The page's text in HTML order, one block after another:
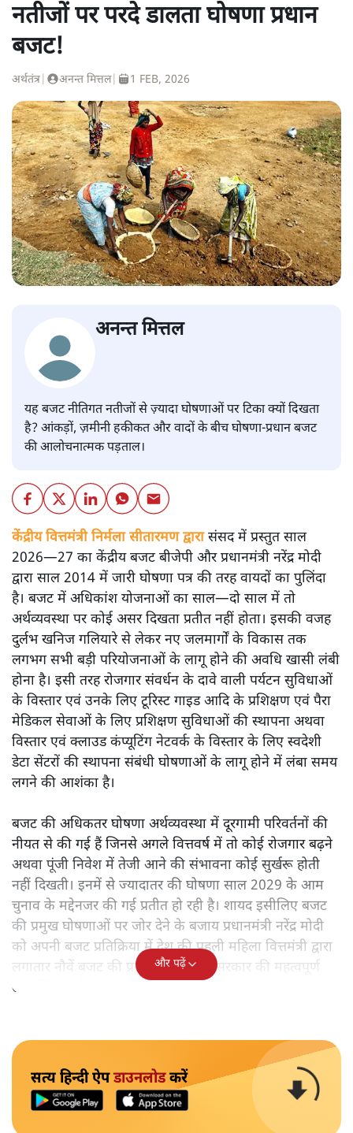
नतीजों पर परदे डालता घोषणा प्रधान
बजट!
अर्थतंत्र अनन्त मित्तल| 1 FEB, 2026
अनन्त मित्तल
यह बजट नीतिगत नतीजों से ज़्यादा घोषणाओं पर टिका क्यों दिखता
है? आंकड़ों, ज़मीनी हकीकत और वादों के बीच घोषणा-प्रधान बजट
की आलोचनात्मक पड़ताल।
केंद्रीय वित्तमंत्री निर्मला सीतारमण द्वारासंसद में प्रस्तुत साल
2026—27 का केंद्रीय बजट बीजेपी और प्रधानमंत्री नरेंद्र मोदी
द्वारा साल 2014 में जारी घोषणा पत्र की तरह वायदों का पुलिंदा
है। बजट में अधिकांश योजनाओं का साल—दो साल में तो
अर्थव्यवस्था पर कोई असर दिखता प्रतीत नहीं होता। इसकी वजह
दुर्लभ खनिज गलियारे से लेकर नए जलमार्गों के विकास तक
लगभग सभी बड़ी परियोजनाओं के लागू होने की अवधि खासी लंबी
होना है। इसी तरह रोजगार संवर्धन के दावे वाली पर्यटन सुविधाओं
के विस्तार एवं उनके लिए टूरिस्ट गाइड आदि के प्रशिक्षण एवं पैरा
मेडिकल सेवाओं के लिए प्रशिक्षण सुविधाओं की स्थापना अथवा
विस्तार एवं क्लाउड कंप्यूटिंग नेटवर्क के विस्तार के लिए स्वदेशी
डेटा सेंटरों की स्थापना संबंधी घोषणाओं के लागू होने में लंबा समय
लगने की आशंका है।
बजट की अधिकतर घोषणा अर्थव्यवस्था में दूरगामी परिवर्तनों की
नीयत से की गई हैं जिनसे अगले वित्तवर्ष में तो कोई रोजगार बढ़ने
अथवा पूंजी निवेश में तेजी आने की संभावना कोई सुर्खरू होती
नहीं दिखती। इनमें से ज्यादातर की घोषणा साल 2029 के आम
चुनाव के मद्देनजर की गई प्रतीत हो रही है। शायद इसीलिए बजट
की प्रमुख घोषणाओं पर जोर देने के बजाय प्रधानमंत्री नरेंद्र मोदी
को अपनी बजट प्रतिक्रिया में देश की पहली महिला वित्तमंत्री द्वारा
लगातार नौवें बजट की प्रस्तुति को अपनी सरकार की महत्वपूर्ण
उपलब्धि बताने पर मजबूर होना पड़ा।
और पढ़ें
सत्य हिन्दी ऐपडाउनलोडकरें